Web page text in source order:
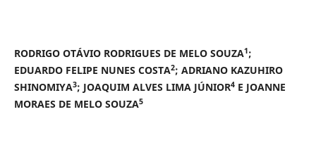
RODRIGO OTÁVIO RODRIGUES DE MELO SOUZA1;
EDUARDO FELIPE NUNES COSTA2; ADRIANO KAZUHIRO
SHINOMIYA3; JOAQUIM ALVES LIMA JÚNIOR4E JOANNE
MORAES DE MELO SOUZA5